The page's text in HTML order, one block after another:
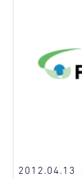
2012.04.13